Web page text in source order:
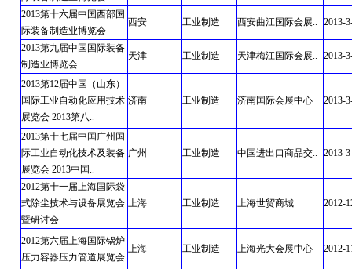
2013第十六届中国西部国
际装备制造业博览会
西安 工业制造 西安曲江国际会展.. 2013-
2013第九届中国国际装备
制造业博览会
天津 工业制造 天津梅江国际会展.. 2013-
2013第12届中国（山东）
国际工业自动化应用技术
展览会 2013第八..
济南 工业制造 济南国际会展中心 2013-
2013第十七届中国广州国
际工业自动化技术及装备
展览会 2013中国..
广州 工业制造 中国进出口商品交.. 2013-
2012第十一届上海国际袋
式除尘技术与设备展览会
暨研讨会
上海 工业制造 上海世贸商城 2012-
2012第六届上海国际锅炉
压力容器压力管道展览会
上海 工业制造 上海光大会展中心 2012-